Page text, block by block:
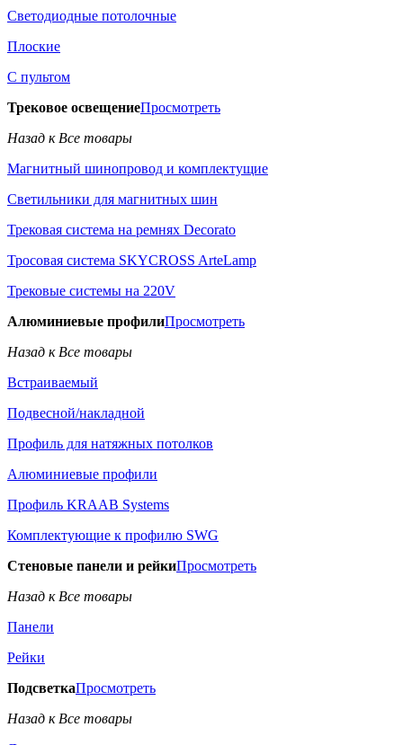
Светодиодные потолочные
Плоские
С пультом
Трековое освещениеПросмотреть
Назад к Все товары
Магнитный шинопровод и комплектущие
Светильники для магнитных шин
Трековая система на ремнях Decorato
Тросовая система SKYCROSS ArteLamp
Трековые системы на 220V
Алюминиевые профилиПросмотреть
Назад к Все товары
Встраиваемый
Подвесной/накладной
Профиль для натяжных потолков
Алюминиевые профили
Профиль KRAAB Systems
Комплектующие к профилю SWG
Стеновые панели и рейкиПросмотреть
Назад к Все товары
Панели
Рейки
ПодсветкаПросмотреть
Назад к Все товары